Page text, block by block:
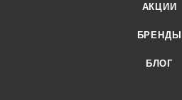
АКЦИИ
БРЕНДЫ
БЛОГ